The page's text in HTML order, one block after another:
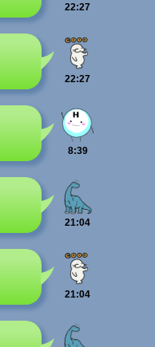
22:27
22:27
8:39
21:04
21:04